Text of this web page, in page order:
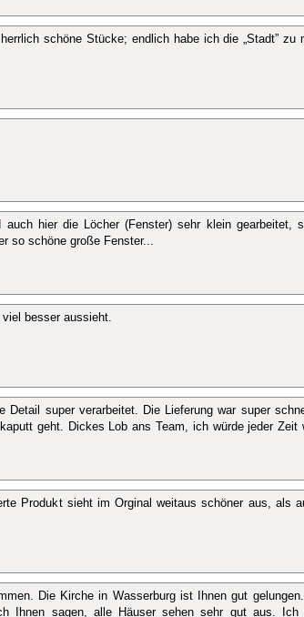
schöne Stücke; endlich habe ich die „Stadt” zu
auch hier die Löcher (Fenster) sehr klein gearbeitet,
so schöne große Fenster...
besser aussieht.
super verarbeitet. Die Lieferung war super
geht. Dickes Lob ans Team, ich würde jeder Zeit
Produkt sieht im Orginal weitaus schöner aus, als
Die Kirche in Wasserburg ist Ihnen gut
Ihnen sagen, alle Häuser sehen sehr gut aus. Ich